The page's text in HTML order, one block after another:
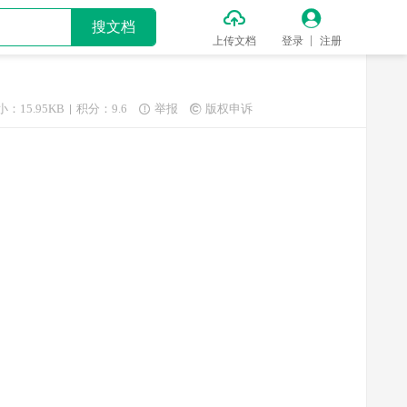
搜文档 
上传文档

登录 注册
：15.95KB 积分：9.6  举报  版权申诉